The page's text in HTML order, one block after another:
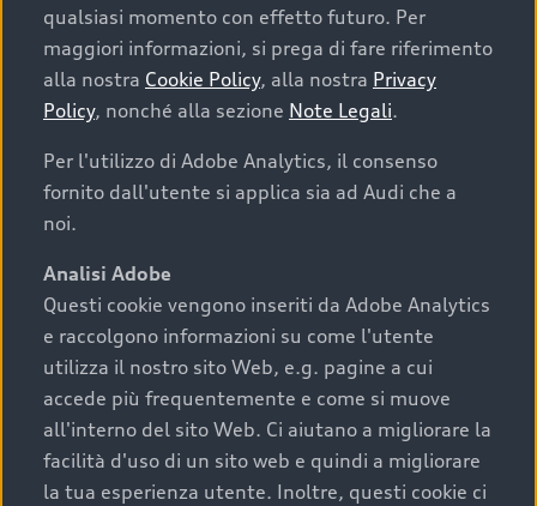
Cosa sapere prima di
acquistare la tua prossima
auto
I requisiti fondamentali da considerare prima di
acquistare un’auto usata, oltre al prezzo e all'aspetto,
chilometraggio: un valore contenuto corrisponde a
uno stato migliore del veicolo e a una maggiore
durata nel tempo;
cronologia dei tagliandi: una documentazione
completa della vettura certifica una manutenzione
costante e accurata;
qualsiasi momento con effetto futuro. Per
maggiori informazioni, si prega di fare riferimento
alla nostra Cookie Policy, alla nostra Privacy
Policy, nonché alla sezione Note Legali.
Per l'utilizzo di Adobe Analytics, il consenso
fornito dall'utente si applica sia ad Audi che a
noi.
Analisi Adobe
Questi cookie vengono inseriti da Adobe Analytics
e raccolgono informazioni su come l'utente
utilizza il nostro sito Web, e.g. pagine a cui
accede più frequentemente e come si muove
all'interno del sito Web. Ci aiutano a migliorare la
facilità d'uso di un sito web e quindi a migliorare
la tua esperienza utente. Inoltre, questi cookie ci